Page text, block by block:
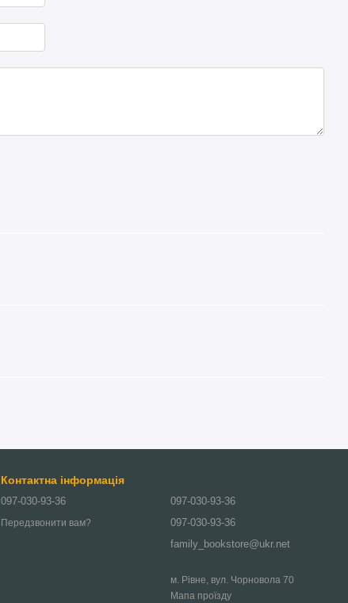
Контактна інформація
097-030-93-36
Передзвонити вам?
097-030-93-36
097-030-93-36
family_bookstore@ukr.net
м. Рівне, вул. Чорновола 70
Мапа проїзду